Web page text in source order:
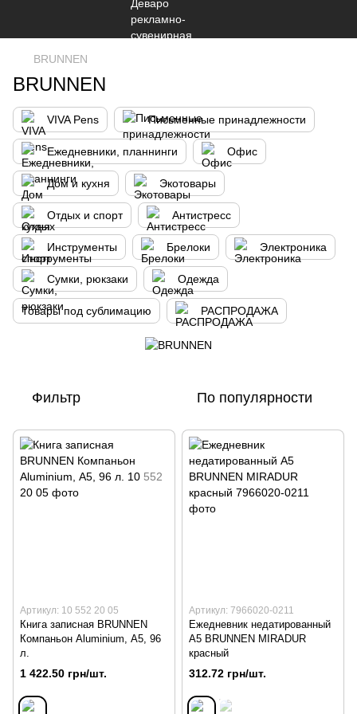
BRUNNEN
BRUNNEN
VIVA Pens Письменные принадлежности
Ежедневники, планнинги Офис
Дом и кухня Экотовары
Отдых и спорт Антистресс
Инструменты Брелоки Электроника
Сумки, рюкзаки Одежда
Товары под сублимацию РАСПРОДАЖА
Фильтр По популярности
Артикул: 10 552 20 05
Книга записная BRUNNEN
Компаньон Aluminium, А5, 96
л.
1 422.50 грн/шт.
Артикул: 7966020-0211
Ежедневник недатированный
А5 BRUNNEN MIRADUR
красный
312.72 грн/шт.